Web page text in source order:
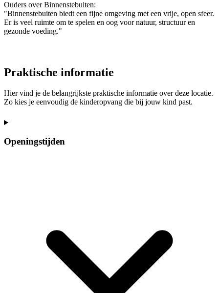
Ouders over Binnenstebuiten:
"Binnenstebuiten biedt een fijne omgeving met een vrije, open sfeer.
Er is veel ruimte om te spelen en oog voor natuur, structuur en
gezonde voeding."
Praktische informatie
Hier vind je de belangrijkste praktische informatie over deze locatie.
Zo kies je eenvoudig de kinderopvang die bij jouw kind past.
Openingstijden